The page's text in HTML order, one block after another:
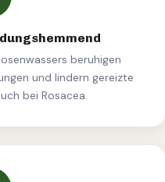
beruhigen
und lindern gereizte
bei Rosacea.